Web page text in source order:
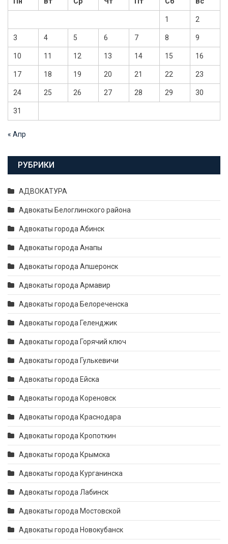
1 2
3 4 5 6 7 8 9
10 11 12 13 14 15 16
17 18 19 20 21 22 23
24 25 26 27 28 29 30
31
« Апр
РУБРИКИ
АДВОКАТУРА
Адвокаты Белоглинского района
Адвокаты города Абинск
Адвокаты города Анапы
Адвокаты города Апшеронск
Адвокаты города Армавир
Адвокаты города Белореченска
Адвокаты города Геленджик
Адвокаты города Горячий ключ
Адвокаты города Гулькевичи
Адвокаты города Ейска
Адвокаты города Кореновск
Адвокаты города Краснодара
Адвокаты города Кропоткин
Адвокаты города Крымска
Адвокаты города Курганинска
Адвокаты города Лабинск
Адвокаты города Мостовской
Адвокаты города Новокубанск